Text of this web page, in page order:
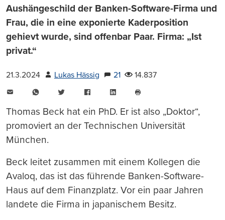
Aushängeschild der Banken-Software-Firma und
Frau, die in eine exponierte Kaderposition
gehievt wurde, sind offenbar Paar. Firma: „Ist
privat.“
21.3.2024 Lukas Hässig 21
14.837
WhatsAppTwitter FacebookLinkedIn
drucken
Thomas Beck hat ein PhD. Er ist also „Doktor“,
promoviert an der Technischen Universität
München.
Beck leitet zusammen mit einem Kollegen die
Avaloq, das ist das führende Banken-Software-
Haus auf dem Finanzplatz. Vor ein paar Jahren
landete die Firma in japanischem Besitz.